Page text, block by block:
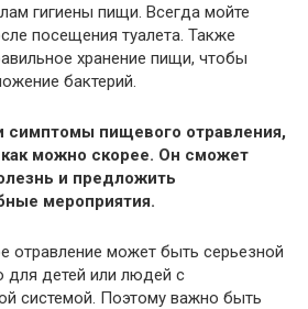
гигиены пищи. Всегда мойте
посещения туалета. Также
хранение пищи, чтобы
бактерий.
симптомы пищевого отравления,
как можно скорее. Он сможет
и предложить
мероприятия.
отравление может быть серьезной
для детей или людей с
системой. Поэтому важно быть